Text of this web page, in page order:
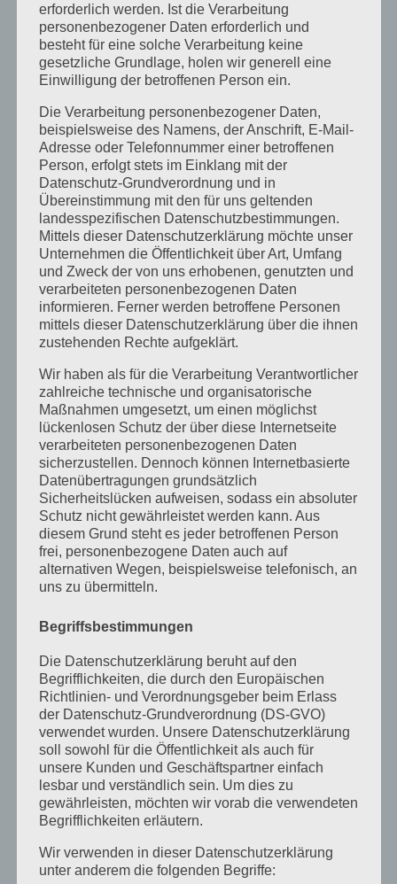
Ausbildung
Heilpraktikergesetz
Heilpratkiker für Psychotherapie
Infos
Messe
Presse
Prüfung
Termine
Veranstaltungen
Vortagsreihe
Vorträge
Archiv
Juni 2026
März 2026
Januar 2026
Dezember 2025
April 2025
März 2025
Januar 2025
Dezember 2024
September 2024
August 2024
April 2024
März 2024
Januar 2024
Dezember 2023
erforderlich werden. Ist die Verarbeitung
personenbezogener Daten erforderlich und
besteht für eine solche Verarbeitung keine
gesetzliche Grundlage, holen wir generell eine
Einwilligung der betroffenen Person ein.
Die Verarbeitung personenbezogener Daten,
beispielsweise des Namens, der Anschrift, E-Mail-
Adresse oder Telefonnummer einer betroffenen
Person, erfolgt stets im Einklang mit der
Datenschutz-Grundverordnung und in
Übereinstimmung mit den für uns geltenden
landesspezifischen Datenschutzbestimmungen.
Mittels dieser Datenschutzerklärung möchte unser
Unternehmen die Öffentlichkeit über Art, Umfang
und Zweck der von uns erhobenen, genutzten und
verarbeiteten personenbezogenen Daten
informieren. Ferner werden betroffene Personen
mittels dieser Datenschutzerklärung über die ihnen
zustehenden Rechte aufgeklärt.
Wir haben als für die Verarbeitung Verantwortlicher
zahlreiche technische und organisatorische
Maßnahmen umgesetzt, um einen möglichst
lückenlosen Schutz der über diese Internetseite
verarbeiteten personenbezogenen Daten
sicherzustellen. Dennoch können Internetbasierte
Datenübertragungen grundsätzlich
Sicherheitslücken aufweisen, sodass ein absoluter
Schutz nicht gewährleistet werden kann. Aus
diesem Grund steht es jeder betroffenen Person
frei, personenbezogene Daten auch auf
alternativen Wegen, beispielsweise telefonisch, an
uns zu übermitteln.
Begriffsbestimmungen
Die Datenschutzerklärung beruht auf den
Begrifflichkeiten, die durch den Europäischen
Richtlinien- und Verordnungsgeber beim Erlass
der Datenschutz-Grundverordnung (DS-GVO)
verwendet wurden. Unsere Datenschutzerklärung
soll sowohl für die Öffentlichkeit als auch für
unsere Kunden und Geschäftspartner einfach
lesbar und verständlich sein. Um dies zu
gewährleisten, möchten wir vorab die verwendeten
Begrifflichkeiten erläutern.
Wir verwenden in dieser Datenschutzerklärung
unter anderem die folgenden Begriffe: